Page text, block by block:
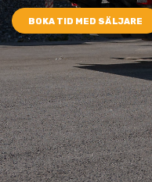
BOKA TID MED SÄLJARE